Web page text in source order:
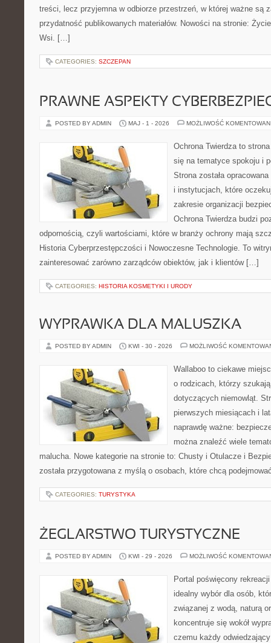
treści, lecz przyjemna w odbiorze przestrzeń, w której ważne są
przydatność publikowanych materiałów. Nowości na stronie:
Wsi. […]
CATEGORIES: SZCZEPAN
PRAWNE ASPEKTY
POSTED BY ADMIN MAJ - 1 - 2026 MOŻLIWOŚĆ
Ochrona Twierdza to
się na tematyce spokoju i
Strona została
i instytucjach, które
zakresie organizacji
Ochrona Twierdza budzi
odpornością, czyli wartościami, które w branży ochrony mają
Historia Cyberprzestępczości i Nowoczesne Technologie. To
zainteresować zarówno zarządców obiektów, jak i klientów […]
CATEGORIES: HISTORIA KOSMETYKI I URODY
WYPRAWKA DLA MALUSZKA
POSTED BY ADMIN KWI - 30 - 2026 MOŻLIWOŚĆ
Wallaboo to ciekawe
o rodzicach, którzy
dotyczących niemowląt.
pierwszych miesiącach i
naprawdę ważne:
można znaleźć wiele
malucha. Nowe kategorie na stronie to: Chusty i Otulacze i
została przygotowana z myślą o osobach, które chcą
CATEGORIES: TURYSTYKA
ŻEGLARSTWO TURYSTYCZNE
POSTED BY ADMIN KWI - 29 - 2026 MOŻLIWOŚĆ
Portal poświęcony
idealny wybór dla osób,
związanej z wodą, naturą
koncentruje się wokół
czemu każdy